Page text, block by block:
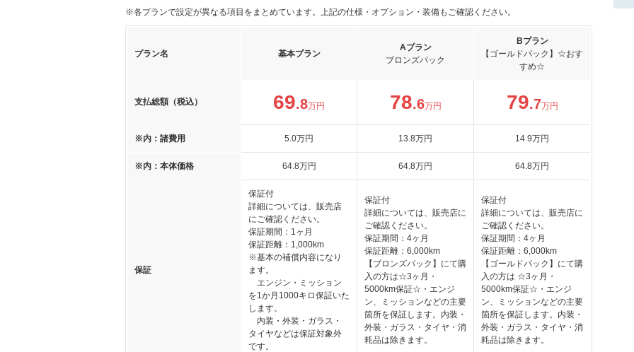
※各プランで設定が異なる項目をまとめています。上記の仕様・オプション・装備もご確認ください。
プラン名 基本プラン
Aプラン
ブロンズパック
Bプラン
【ゴールドパック】☆おす
すめ☆
支払総額（税込） 69.8万円 78.6万円 79.7万円
※内：諸費用 5.0万円 13.8万円 14.9万円
※内：本体価格 64.8万円 64.8万円 64.8万円
保証
保証付
詳細については、販売店
にご確認ください。
保証期間：1ヶ月
保証距離：1,000km
※基本の補償内容になり
ます。
エンジン・ミッション
を1か月1000キロ保証いた
します。
内装・外装・ガラス・
タイヤなどは保証対象外
です。
保証付
詳細については、販売店に
ご確認ください。
保証期間：4ヶ月
保証距離：6,000km
【ブロンズパック】にて購
入の方は☆3ヶ月・
5000km保証☆・エンジ
ン、ミッションなどの主要
箇所を保証します。内装・
外装・ガラス・タイヤ・消
耗品は除きます。
保証付
詳細については、販売店に
ご確認ください。
保証期間：4ヶ月
保証距離：6,000km
【ゴールドパック】にて購
入の方は ☆3ヶ月・
5000km保証☆・エンジ
ン、ミッションなどの主要
箇所を保証します。内装・
外装・ガラス・タイヤ・消
耗品は除きます。